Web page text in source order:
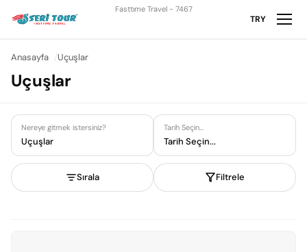
Fasttıme Travel - 7467
TRY
Anasayfa Uçuşlar
Uçuşlar
Nereye gitmek istersiniz?
Uçuşlar
Tarih Seçin...
Tarih Seçin...
Sırala Filtrele